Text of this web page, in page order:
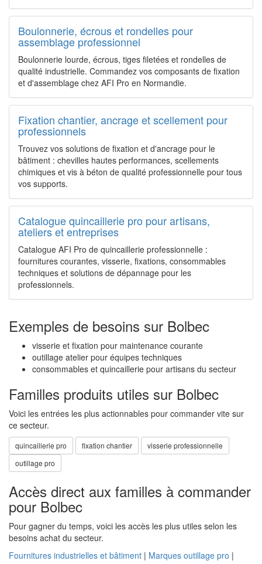
Boulonnerie, écrous et rondelles pour
assemblage professionnel
Boulonnerie lourde, écrous, tiges filetées et rondelles de
qualité industrielle. Commandez vos composants de fixation
et d'assemblage chez AFI Pro en Normandie.
Fixation chantier, ancrage et scellement pour
professionnels
Trouvez vos solutions de fixation et d'ancrage pour le
bâtiment : chevilles hautes performances, scellements
chimiques et vis à béton de qualité professionnelle pour tous
vos supports.
Catalogue quincaillerie pro pour artisans,
ateliers et entreprises
Catalogue AFI Pro de quincaillerie professionnelle :
fournitures courantes, visserie, fixations, consommables
techniques et solutions de dépannage pour les
professionnels.
Exemples de besoins sur Bolbec
visserie et fixation pour maintenance courante
outillage atelier pour équipes techniques
consommables et quincaillerie pour artisans du secteur
Familles produits utiles sur Bolbec
Voici les entrées les plus actionnables pour commander vite sur
ce secteur.
quincaillerie pro fixation chantier
visserie professionnelle
outillage pro
Accès direct aux familles à commander
pour Bolbec
Pour gagner du temps, voici les accès les plus utiles selon les
besoins achat du secteur.
Fournitures industrielles et bâtiment | Marques outillage pro |